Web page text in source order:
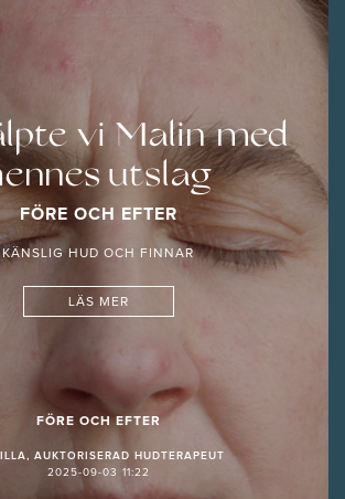
vi Malin med
utslag
FÖRE OCH EFTER
KÄNSLIG HUD OCH FINNAR
LÄS MER
FÖRE OCH EFTER
AUKTORISERAD HUDTERAPEUT
2025-09-03 11:22